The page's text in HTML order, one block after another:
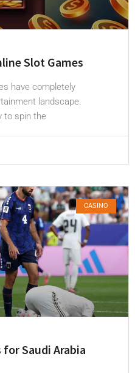
Slot Games
have completely
landscape.
to spin the
CASINO
Saudi Arabia